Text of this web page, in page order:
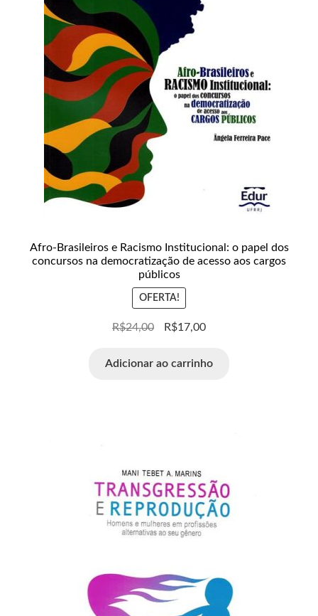
Afro-Brasileiros e Racismo Institucional: o papel dos
concursos na democratização de acesso aos cargos
públicos
OFERTA!
R$24,00 R$17,00
Adicionar ao carrinho